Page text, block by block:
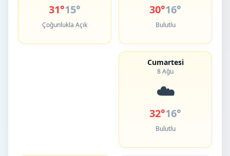
31°15°
Çoğunlukla Açık
30°16°
Bulutlu
Cumartesi
8 Ağu
☁️
32°16°
Bulutlu